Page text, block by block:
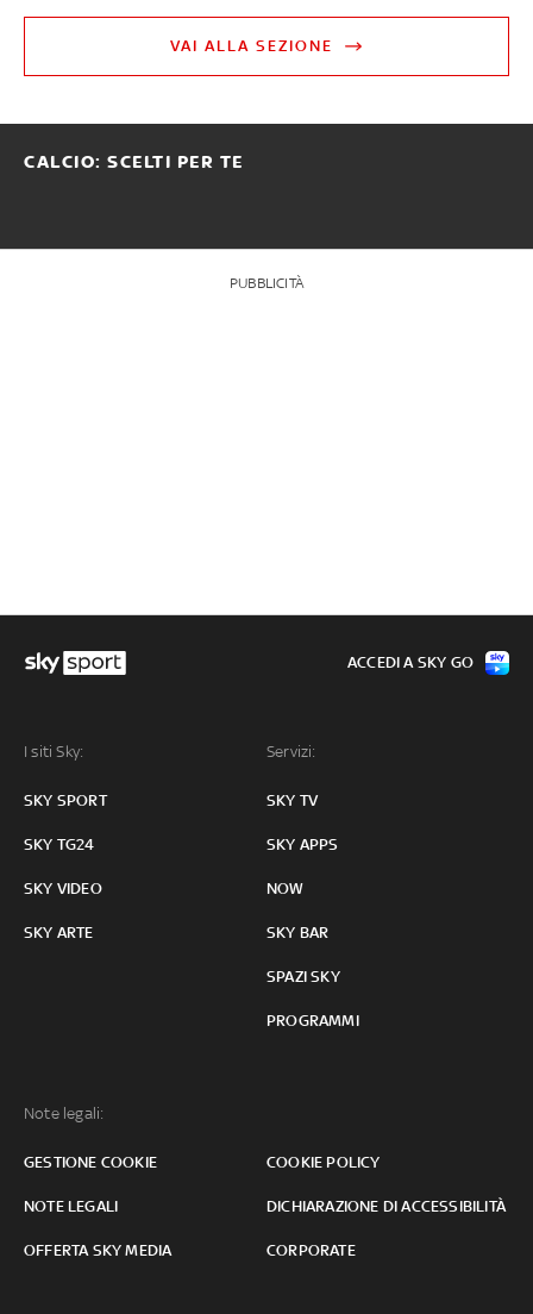
VAI ALLA SEZIONE
CALCIO: SCELTI PER TE
PUBBLICITÀ
I siti Sky:
SKY SPORT
SKY TG24
SKY VIDEO
SKY ARTE
Servizi:
SKY TV
SKY APPS
NOW
SKY BAR
SPAZI SKY
PROGRAMMI
Note legali:
GESTIONE COOKIE COOKIE POLICY
NOTE LEGALI DICHIARAZIONE DI ACCESSIBILITÀ
OFFERTA SKY MEDIA CORPORATE
ACCEDI A SKY GO